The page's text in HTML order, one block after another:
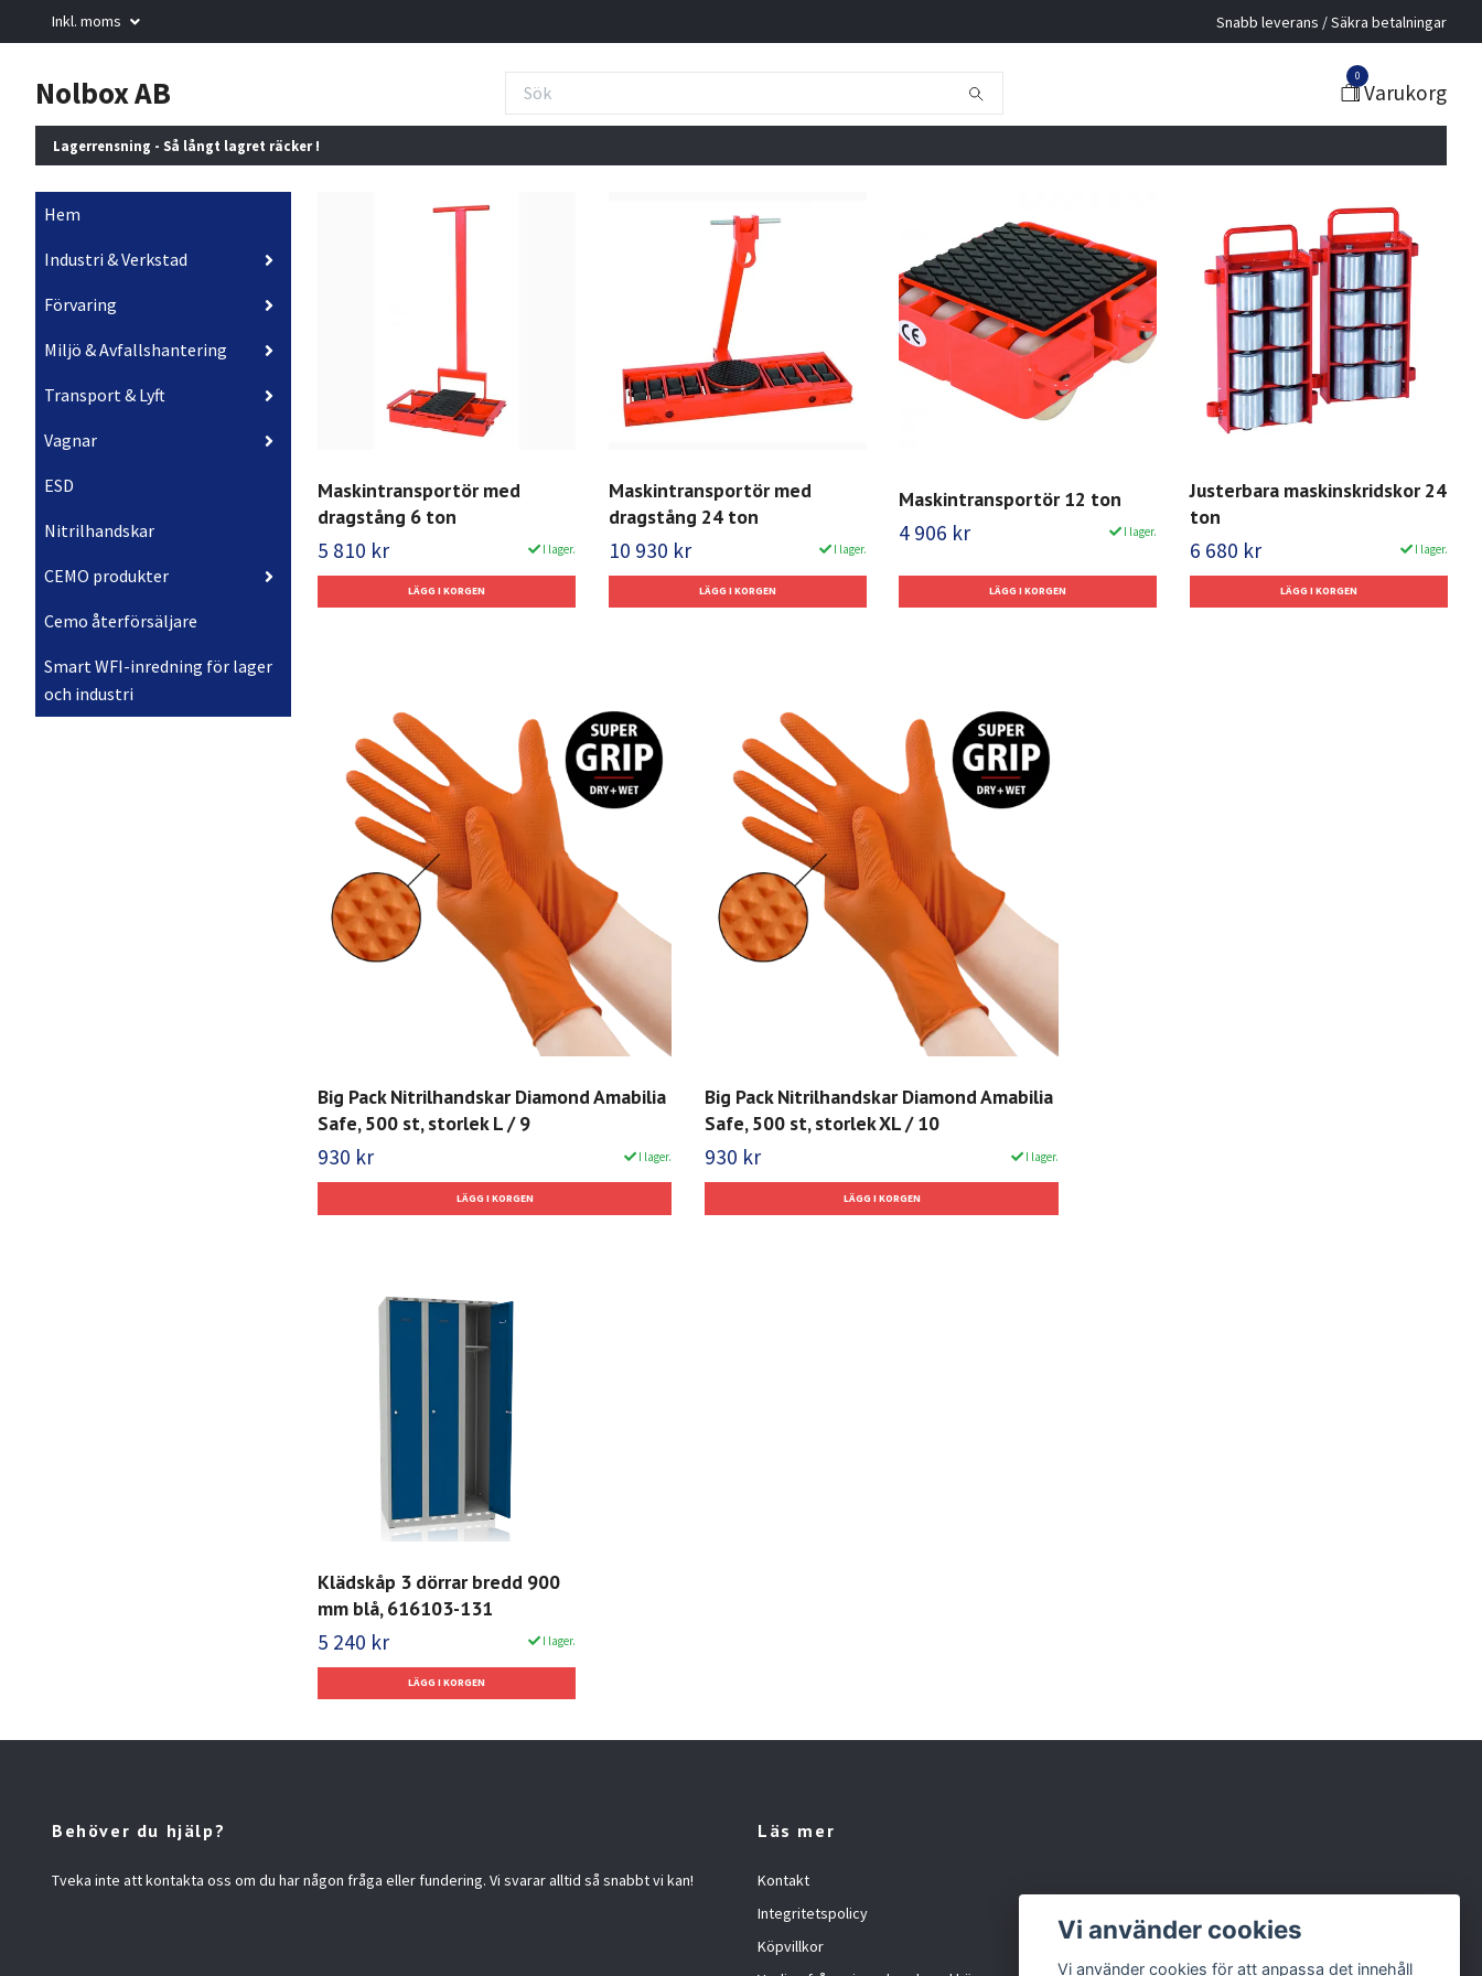
Inkl. moms Snabb leverans / Säkra betalningar
Nolbox AB 0
Varukorg
Lagerrensning - Så långt lagret räcker !
Hem
Industri & Verkstad
Förvaring
Miljö & Avfallshantering
Transport & Lyft
Vagnar
ESD
Nitrilhandskar
CEMO produkter
Cemo återförsäljare
Smart WFI-inredning för lager
och industri
Maskintransportör med
dragstång 6 ton
5 810 kr I lager.
Maskintransportör med
dragstång 24 ton
10 930 kr I lager.
Maskintransportör 12 ton
4 906 kr I lager.
Justerbara maskinskridskor 24
ton
6 680 kr I lager.
Big Pack Nitrilhandskar Diamond Amabilia
Safe, 500 st, storlek L / 9
930 kr I lager.
Big Pack Nitrilhandskar Diamond Amabilia
Safe, 500 st, storlek XL / 10
930 kr I lager.
Klädskåp 3 dörrar bredd 900
mm blå, 616103-131
5 240 kr I lager.
Behöver du hjälp?
Tveka inte att kontakta oss om du har någon fråga eller fundering. Vi svarar alltid så snabbt vi kan!
Läs mer
Kontakt
Integritetspolicy
Köpvillkor
Vi använder cookies
Vi använder cookies för att anpassa det innehåll